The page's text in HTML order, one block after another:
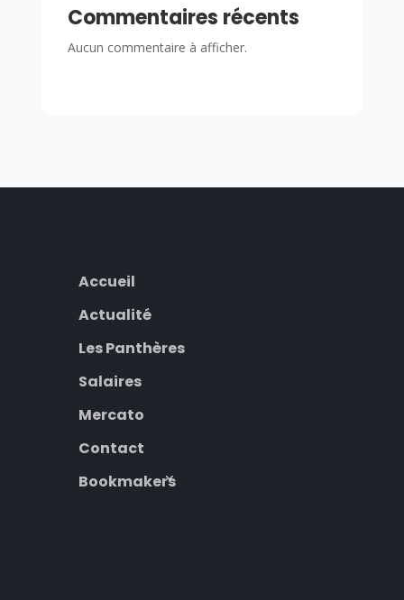
Commentaires récents
Aucun commentaire à afficher.
Accueil
Actualité
Les Panthères
Salaires
Mercato
Contact
Bookmakers